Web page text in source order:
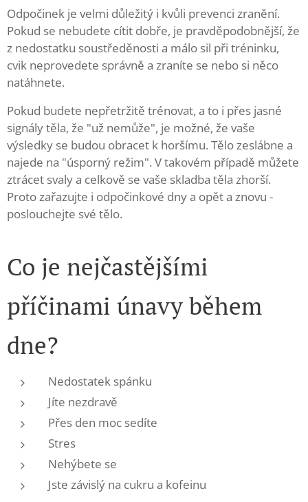
Odpočinek je velmi důležitý i kvůli prevenci zranění.
Pokud se nebudete cítit dobře, je pravděpodobnější, že
z nedostatku soustředěnosti a málo sil při tréninku,
cvik neprovedete správně a zraníte se nebo si něco
natáhnete.
Pokud budete nepřetržitě trénovat, a to i přes jasné
signály těla, že "už nemůže", je možné, že vaše
výsledky se budou obracet k horšímu. Tělo zeslábne a
najede na "úsporný režim". V takovém případě můžete
ztrácet svaly a celkově se vaše skladba těla zhorší.
Proto zařazujte i odpočinkové dny a opět a znovu -
poslouchejte své tělo.
Co je nejčastějšími
příčinami únavy během
dne?
Nedostatek spánku
Jíte nezdravě
Přes den moc sedíte
Stres
Nehýbete se
Jste závislý na cukru a kofeinu